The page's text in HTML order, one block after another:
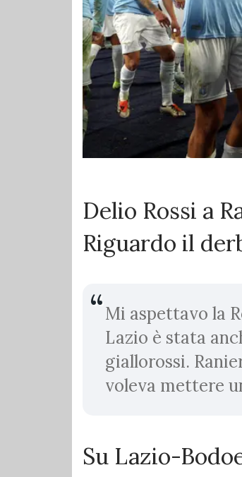
Delio Rossi a
Riguardo il
Mi aspettavo la
Lazio è stata
giallorossi.
voleva mettere
Su Lazio-